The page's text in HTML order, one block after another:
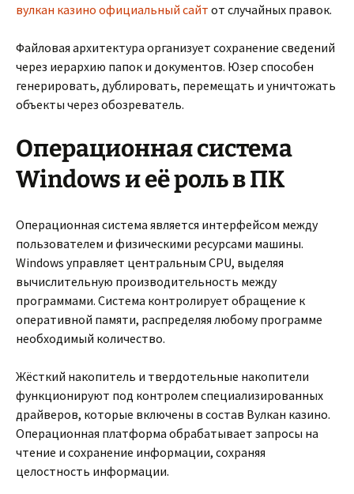
вулкан казино официальный сайт от случайных правок.
Файловая архитектура организует сохранение сведений
через иерархию папок и документов. Юзер способен
генерировать, дублировать, перемещать и уничтожать
объекты через обозреватель.
Операционная система
Windows и её роль в ПК
Операционная система является интерфейсом между
пользователем и физическими ресурсами машины.
Windows управляет центральным CPU, выделяя
вычислительную производительность между
программами. Система контролирует обращение к
оперативной памяти, распределяя любому программе
необходимый количество.
Жёсткий накопитель и твердотельные накопители
функционируют под контролем специализированных
драйверов, которые включены в состав Вулкан казино.
Операционная платформа обрабатывает запросы на
чтение и сохранение информации, сохраняя
целостность информации.